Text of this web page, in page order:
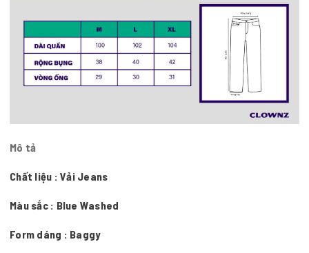
Mô tả
Chất liệu : Vải Jeans
Màu sắc : Blue Washed
Form dáng : Baggy